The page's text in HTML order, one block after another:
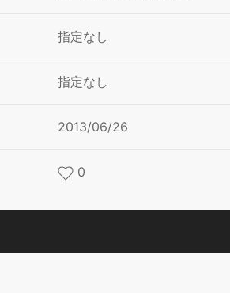
指定なし
指定なし
2013/06/26
0